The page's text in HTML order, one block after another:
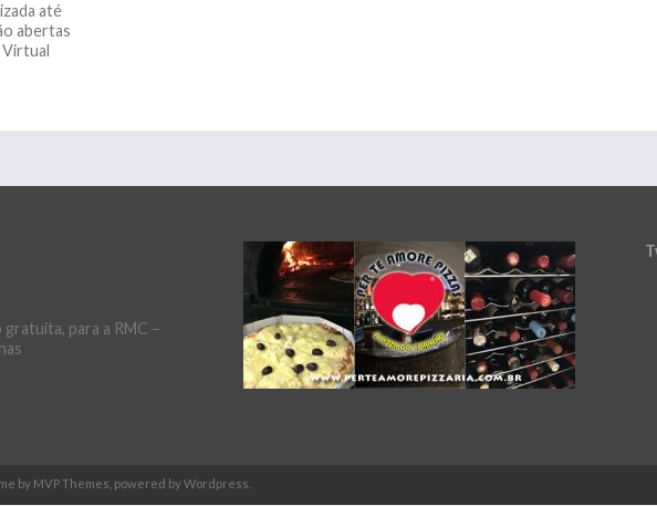
até
abertas
Virtual
gratuita, para a RMC –
by MVP Themes, powered by Wordpress.